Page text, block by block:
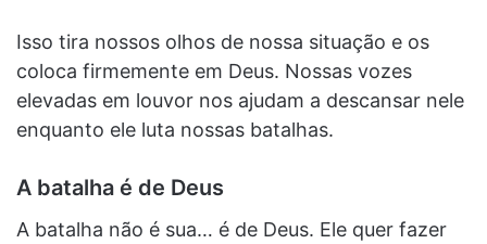
Isso tira nossos olhos de nossa situação e os
coloca firmemente em Deus. Nossas vozes
elevadas em louvor nos ajudam a descansar nele
enquanto ele luta nossas batalhas.
A batalha é de Deus
A batalha não é sua… é de Deus. Ele quer fazer